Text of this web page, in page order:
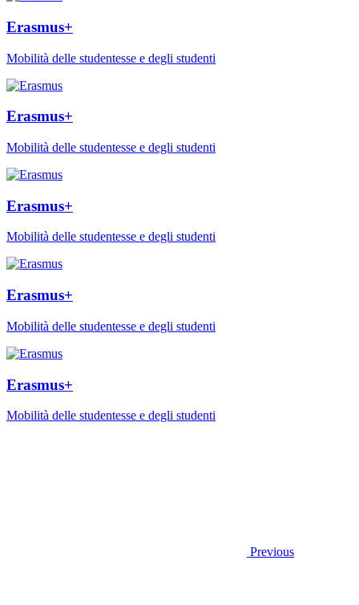
Erasmus+
Mobilità delle studentesse e degli studenti
Erasmus+
Mobilità delle studentesse e degli studenti
Erasmus+
Mobilità delle studentesse e degli studenti
Erasmus+
Mobilità delle studentesse e degli studenti
Erasmus+
Mobilità delle studentesse e degli studenti
Previous